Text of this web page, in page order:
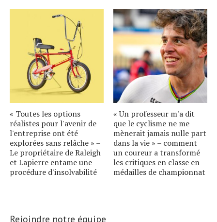
« Toutes les options
réalistes pour l'avenir de
l'entreprise ont été
explorées sans relâche » –
Le propriétaire de Raleigh
et Lapierre entame une
procédure d'insolvabilité
« Un professeur m'a dit
que le cyclisme ne me
mènerait jamais nulle part
dans la vie » – comment
un coureur a transformé
les critiques en classe en
médailles de championnat
Rejoindre notre équipe